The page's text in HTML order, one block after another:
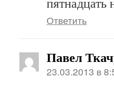
Ответить
Павел
23.03.2013 в